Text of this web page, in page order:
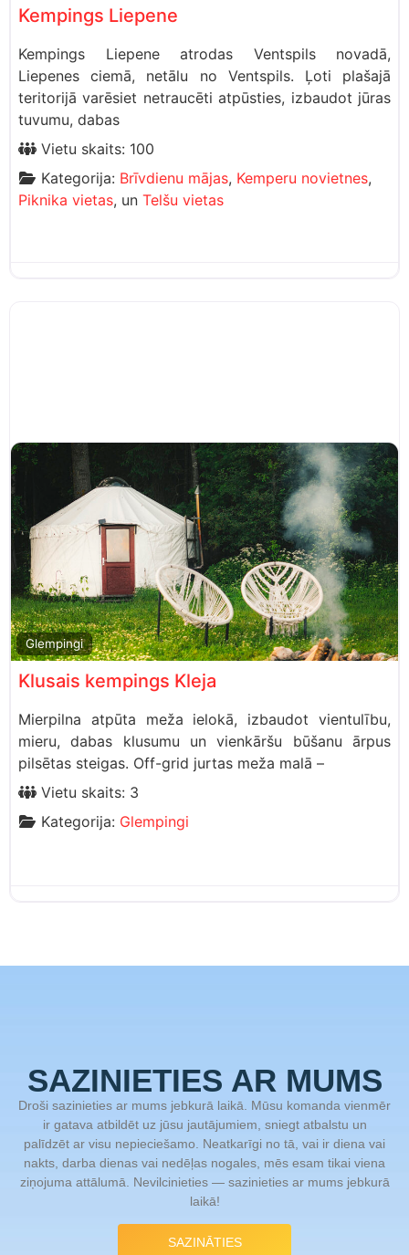
Kempings Liepene
Kempings Liepene atrodas Ventspils novadā,
Liepenes ciemā, netālu no Ventspils. Ļoti plašajā
teritorijā varēsiet netraucēti atpūsties, izbaudot jūras
tuvumu, dabas
Vietu skaits: 100
Kategorija: Brīvdienu mājas, Kemperu novietnes,
Piknika vietas, un Telšu vietas
Glempingi
Klusais kempings Kleja
Mierpilna atpūta meža ielokā, izbaudot vientulību,
mieru, dabas klusumu un vienkāršu būšanu ārpus
pilsētas steigas. Off-grid jurtas meža malā –
Vietu skaits: 3
Kategorija: Glempingi
SAZINIETIES AR MUMS
Droši sazinieties ar mums jebkurā laikā. Mūsu komanda vienmēr
ir gatava atbildēt uz jūsu jautājumiem, sniegt atbalstu un
palīdzēt ar visu nepieciešamo. Neatkarīgi no tā, vai ir diena vai
nakts, darba dienas vai nedēļas nogales, mēs esam tikai viena
ziņojuma attālumā. Nevilcinieties — sazinieties ar mums jebkurā
laikā!
SAZINĀTIES